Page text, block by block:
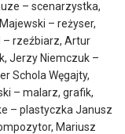
– scenarzystka,
– reżyser,
– rzeźbiarz, Artur
Jerzy Niemczuk –
Schola Węgajty,
– malarz, grafik,
– plastyczka Janusz
Mariusz